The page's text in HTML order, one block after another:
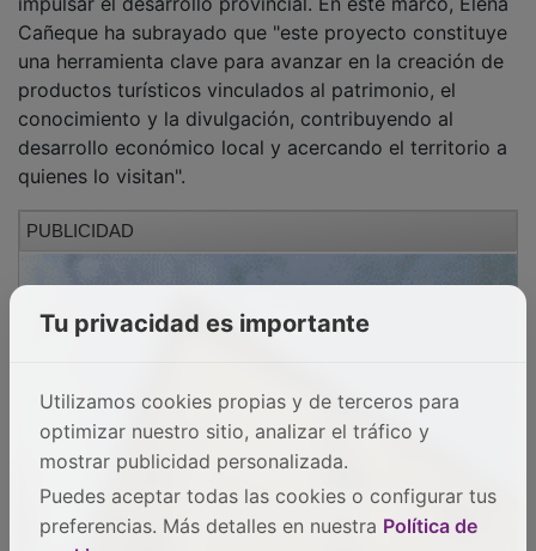
Cañeque ha subrayado que "este proyecto constituye
una herramienta clave para avanzar en la creación de
productos turísticos vinculados al patrimonio, el
conocimiento y la divulgación, contribuyendo al
desarrollo económico local y acercando el territorio a
quienes lo visitan".
Tu privacidad es importante
Utilizamos cookies propias y de terceros para
optimizar nuestro sitio, analizar el tráfico y
mostrar publicidad personalizada.
Puedes aceptar todas las cookies o configurar tus
preferencias. Más detalles en nuestra Política de